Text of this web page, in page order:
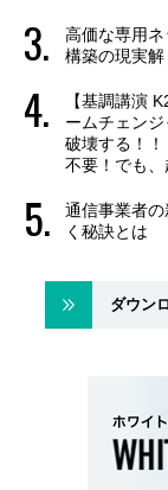
高価な専用
構築の現実解
【基調講演
ームチェン
破壊する！
不要！でも
通信事業者
く秘訣とは
ダウン